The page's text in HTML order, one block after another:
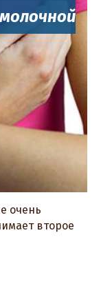
очень
второе